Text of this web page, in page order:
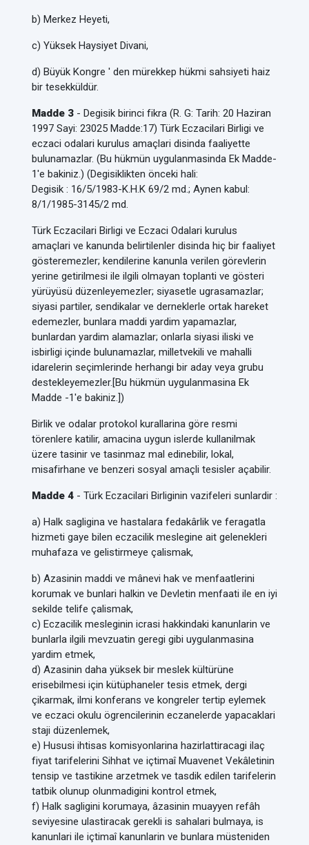
b) Merkez Heyeti,
c) Yüksek Haysiyet Divani,
d) Büyük Kongre ' den mürekkep hükmi sahsiyeti haiz
bir tesekküldür.
Madde 3 - Degisik birinci fikra (R. G: Tarih: 20 Haziran
1997 Sayi: 23025 Madde:17) Türk Eczacilari Birligi ve
eczaci odalari kurulus amaçlari disinda faaliyette
bulunamazlar. (Bu hükmün uygulanmasinda Ek Madde-
1'e bakiniz.) (Degisiklikten önceki hali:
Degisik : 16/5/1983-K.H.K 69/2 md.; Aynen kabul:
8/1/1985-3145/2 md.
Türk Eczacilari Birligi ve Eczaci Odalari kurulus
amaçlari ve kanunda belirtilenler disinda hiç bir faaliyet
gösteremezler; kendilerine kanunla verilen görevlerin
yerine getirilmesi ile ilgili olmayan toplanti ve gösteri
yürüyüsü düzenleyemezler; siyasetle ugrasamazlar;
siyasi partiler, sendikalar ve derneklerle ortak hareket
edemezler, bunlara maddi yardim yapamazlar,
bunlardan yardim alamazlar; onlarla siyasi iliski ve
isbirligi içinde bulunamazlar, milletvekili ve mahalli
idarelerin seçimlerinde herhangi bir aday veya grubu
destekleyemezler.[Bu hükmün uygulanmasina Ek
Madde -1'e bakiniz.])
Birlik ve odalar protokol kurallarina göre resmi
törenlere katilir, amacina uygun islerde kullanilmak
üzere tasinir ve tasinmaz mal edinebilir, lokal,
misafirhane ve benzeri sosyal amaçli tesisler açabilir.
Madde 4 - Türk Eczacilari Birliginin vazifeleri sunlardir :
a) Halk sagligina ve hastalara fedakârlik ve feragatla
hizmeti gaye bilen eczacilik meslegine ait gelenekleri
muhafaza ve gelistirmeye çalismak,
b) Azasinin maddi ve mânevi hak ve menfaatlerini
korumak ve bunlari halkin ve Devletin menfaati ile en iyi
sekilde telife çalismak,
c) Eczacilik mesleginin icrasi hakkindaki kanunlarin ve
bunlarla ilgili mevzuatin geregi gibi uygulanmasina
yardim etmek,
d) Azasinin daha yüksek bir meslek kültürüne
erisebilmesi için kütüphaneler tesis etmek, dergi
çikarmak, ilmi konferans ve kongreler tertip eylemek
ve eczaci okulu ögrencilerinin eczanelerde yapacaklari
staji düzenlemek,
e) Hususi ihtisas komisyonlarina hazirlattiracagi ilaç
fiyat tarifelerini Sihhat ve içtimaî Muavenet Vekâletinin
tensip ve tastikine arzetmek ve tasdik edilen tarifelerin
tatbik olunup olunmadigini kontrol etmek,
f) Halk sagligini korumaya, âzasinin muayyen refâh
seviyesine ulastiracak gerekli is sahalari bulmaya, is
kanunlari ile içtimaî kanunlarin ve bunlara müsteniden